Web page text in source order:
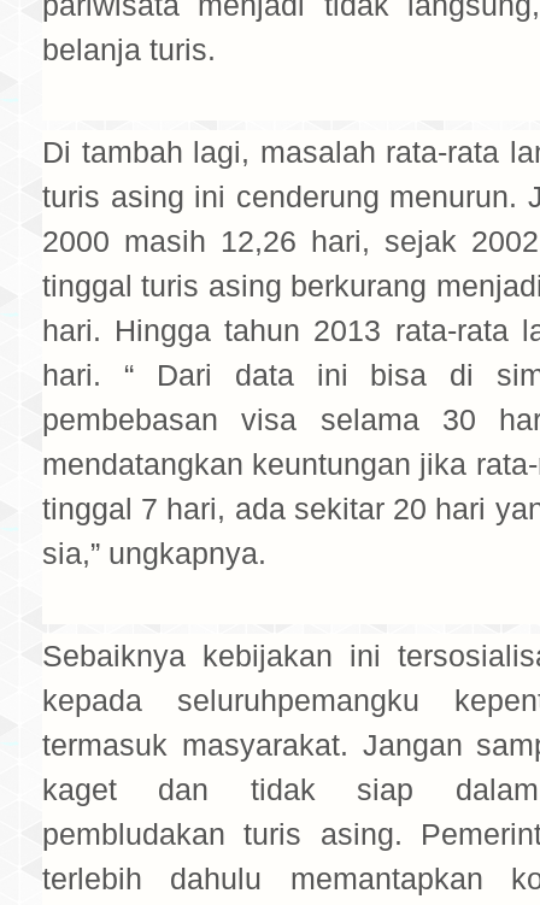
belanja turis.
Di tambah lagi, masalah rata-rata
turis asing ini cenderung menurun.
2000 masih 12,26 hari, sejak
tinggal turis asing berkurang
hari. Hingga tahun 2013 rata-rata
hari. “ Dari data ini bisa di
pembebasan visa selama 30
mendatangkan keuntungan jika
tinggal 7 hari, ada sekitar 20 hari
sia,” ungkapnya.
Sebaiknya kebijakan ini
kepada seluruhpemangku
termasuk masyarakat. Jangan
kaget dan tidak siap dalam
pembludakan turis asing.
terlebih dahulu memantapkan